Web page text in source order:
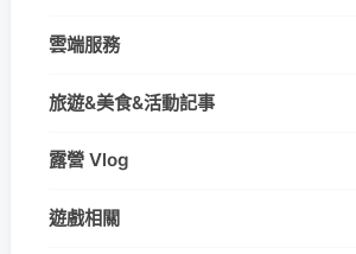
雲端服務
旅遊&美食&活動記事
露營 Vlog
遊戲相關